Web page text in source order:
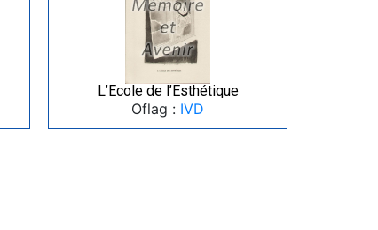
L’Ecole de l’Esthétique
Oflag : IVD